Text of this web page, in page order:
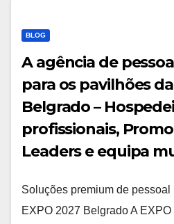
BLOG
A agência de
para os pavilhões
Belgrado –
profissionais,
Leaders e equipa
Soluções premium de
EXPO 2027 Belgrado A